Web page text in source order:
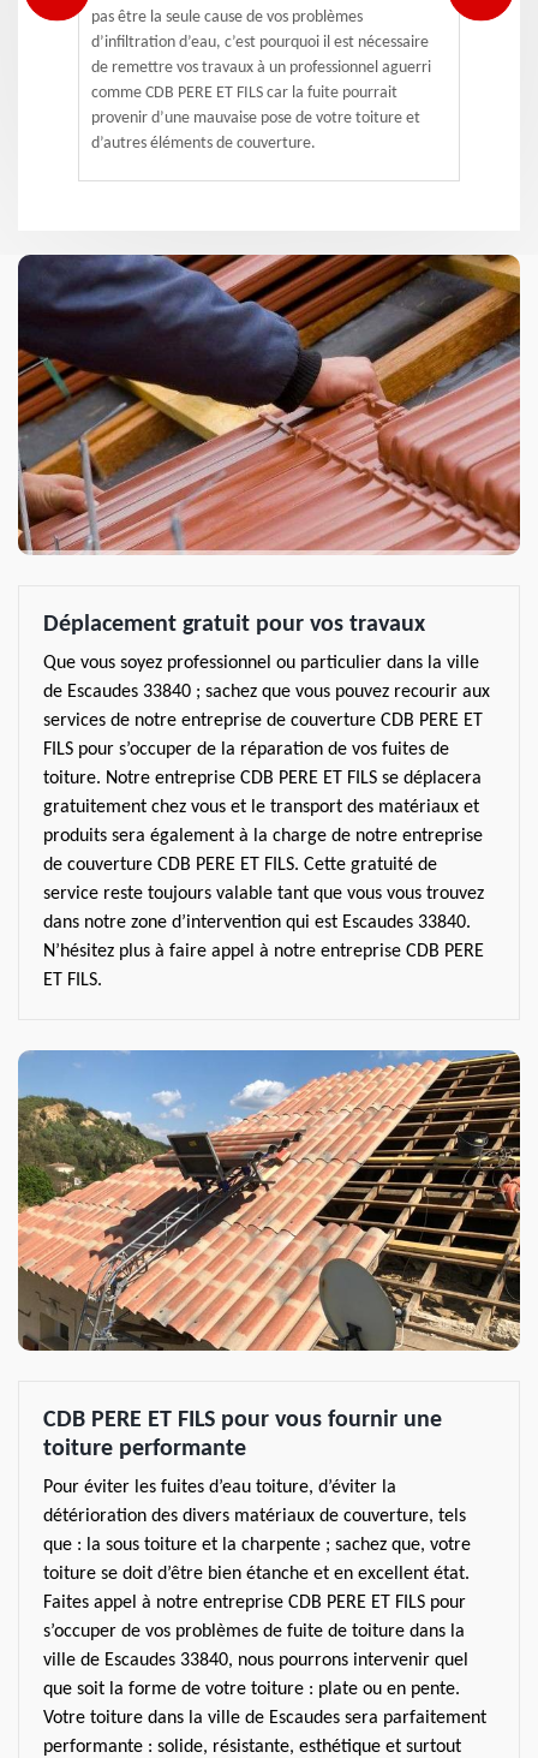
pas être la seule cause de vos problèmes
d’infiltration d’eau, c’est pourquoi il est nécessaire
de remettre vos travaux à un professionnel aguerri
comme CDB PERE ET FILS car la fuite pourrait
provenir d’une mauvaise pose de votre toiture et
d’autres éléments de couverture.
Déplacement gratuit pour vos travaux
Que vous soyez professionnel ou particulier dans la ville
de Escaudes 33840 ; sachez que vous pouvez recourir aux
services de notre entreprise de couverture CDB PERE ET
FILS pour s’occuper de la réparation de vos fuites de
toiture. Notre entreprise CDB PERE ET FILS se déplacera
gratuitement chez vous et le transport des matériaux et
produits sera également à la charge de notre entreprise
de couverture CDB PERE ET FILS. Cette gratuité de
service reste toujours valable tant que vous vous trouvez
dans notre zone d’intervention qui est Escaudes 33840.
N’hésitez plus à faire appel à notre entreprise CDB PERE
ET FILS.
CDB PERE ET FILS pour vous fournir une
toiture performante
Pour éviter les fuites d’eau toiture, d’éviter la
détérioration des divers matériaux de couverture, tels
que : la sous toiture et la charpente ; sachez que, votre
toiture se doit d’être bien étanche et en excellent état.
Faites appel à notre entreprise CDB PERE ET FILS pour
s’occuper de vos problèmes de fuite de toiture dans la
ville de Escaudes 33840, nous pourrons intervenir quel
que soit la forme de votre toiture : plate ou en pente.
Votre toiture dans la ville de Escaudes sera parfaitement
performante : solide, résistante, esthétique et surtout